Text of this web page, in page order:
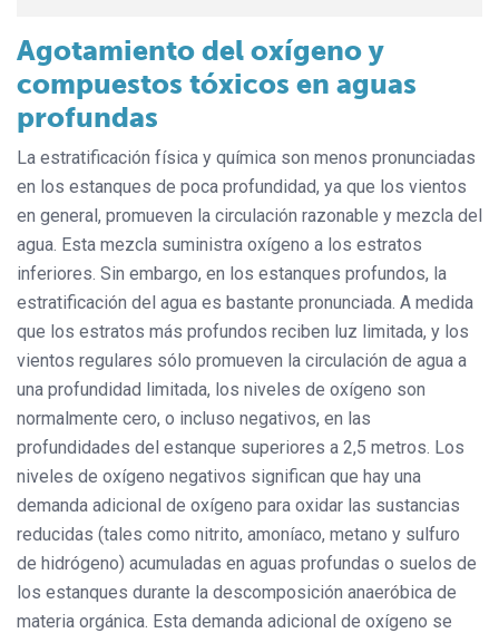
Agotamiento del oxígeno y
compuestos tóxicos en aguas
profundas
La estratificación física y química son menos pronunciadas
en los estanques de poca profundidad, ya que los vientos
en general, promueven la circulación razonable y mezcla del
agua. Esta mezcla suministra oxígeno a los estratos
inferiores. Sin embargo, en los estanques profundos, la
estratificación del agua es bastante pronunciada. A medida
que los estratos más profundos reciben luz limitada, y los
vientos regulares sólo promueven la circulación de agua a
una profundidad limitada, los niveles de oxígeno son
normalmente cero, o incluso negativos, en las
profundidades del estanque superiores a 2,5 metros. Los
niveles de oxígeno negativos significan que hay una
demanda adicional de oxígeno para oxidar las sustancias
reducidas (tales como nitrito, amoníaco, metano y sulfuro
de hidrógeno) acumuladas en aguas profundas o suelos de
los estanques durante la descomposición anaeróbica de
materia orgánica. Esta demanda adicional de oxígeno se